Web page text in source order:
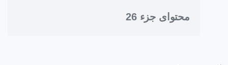
محتوای جزء 26